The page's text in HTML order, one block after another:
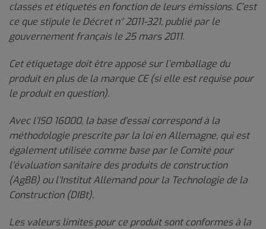
classés et étiquetés en fonction de leurs émissions. C’est
ce que stipule le Décret n° 2011-321, publié par le
gouvernement français le 25 mars 2011.
Cet étiquetage doit être apposé sur l’emballage du
produit en plus de la marque CE (si elle est requise pour
le produit en question).
Avec l’ISO 16000, la base d’essai correspond à la
méthodologie prescrite par la loi en Allemagne, qui est
également utilisée comme base par le Comité pour
l’évaluation sanitaire des produits de construction
(AgBB) ou l’Institut Allemand pour la Technologie de la
Construction (DIBt).
Les valeurs limites pour ce produit sont conformes à la